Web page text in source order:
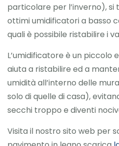
particolare per l’inverno),
ottimi umidificatori a basso
quali è possibile ristabilire i
L’umidificatore è un
aiuta a ristabilire ed a
umidità all’interno delle
solo di quelle di casa),
secchi troppo e diventi
Visita il nostro sito web per